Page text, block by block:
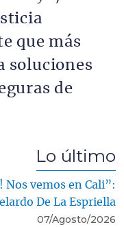
que más
soluciones
de
Lo último
Nos vemos en Cali”:
De La Espriella
07/Agosto/2026